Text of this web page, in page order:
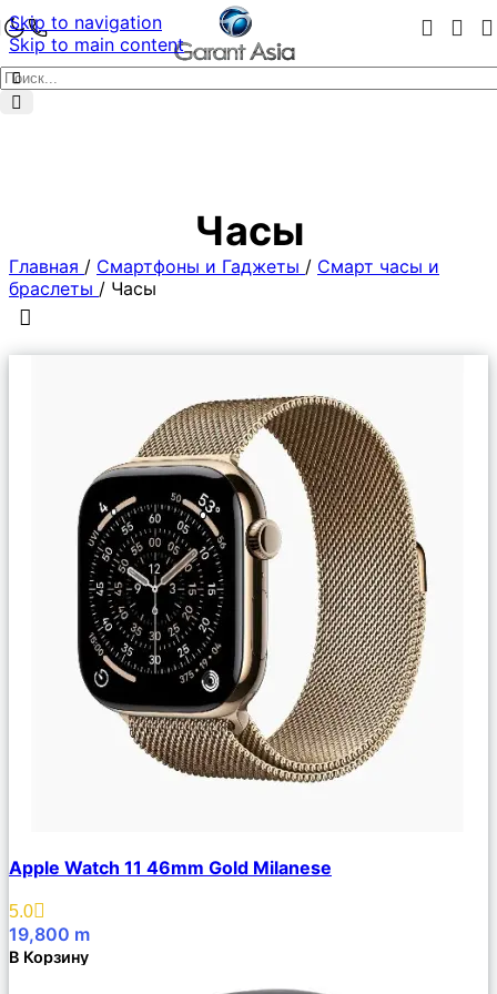
Skip to navigation
Skip to main content
Часы
Главная / Смартфоны и Гаджеты / Смарт часы и
браслеты / Часы
Описание
Избранное
Apple Watch 11 46mm Gold Milanese
5.0
19,800 m
В Корзину